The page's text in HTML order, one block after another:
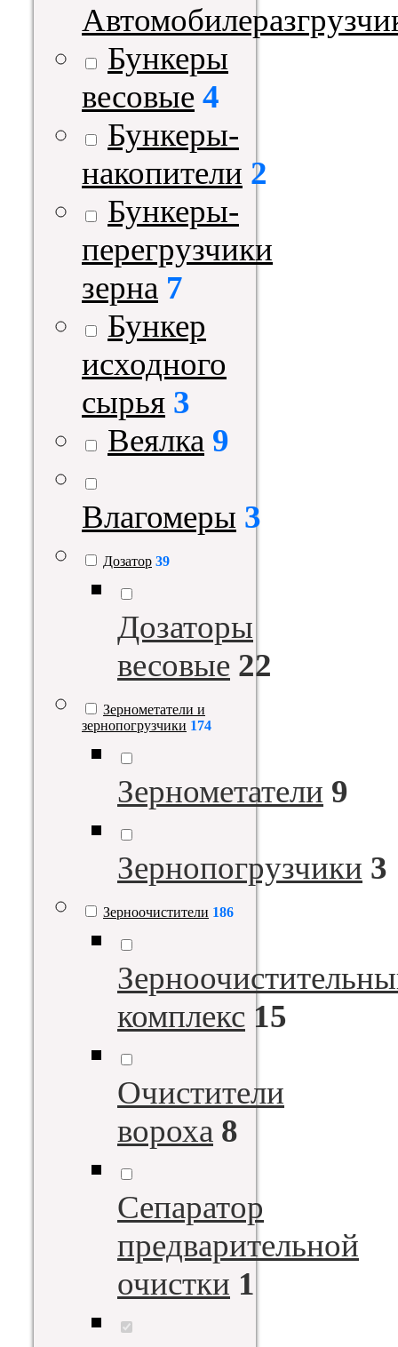
Бункеры
весовые 4
Бункеры-
накопители 2
Бункеры-
перегрузчики
зерна 7
Бункер
исходного
сырья 3
Веялка 9
Влагомеры 3
Дозатор 39
Дозаторы
весовые 22
Зернометатели и
зернопогрузчики 174
Зернометатели 9
Зернопогрузчики 3
Зерноочистители 186
комплекс 15
Очистители
вороха 8
Сепаратор
предварительной
очистки 1